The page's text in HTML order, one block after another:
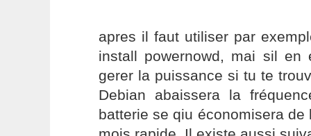
apres il faut utiliser par
install powernowd, mai sil en
gerer la puissance si tu te
Debian abaissera la
batterie se qiu économisera